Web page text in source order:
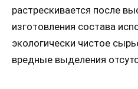
растрескивается после
изготовления состава
экологически чистое
вредные выделения